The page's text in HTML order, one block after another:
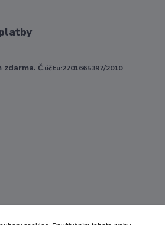
zdarma. Č.účtu:2701665397/2010